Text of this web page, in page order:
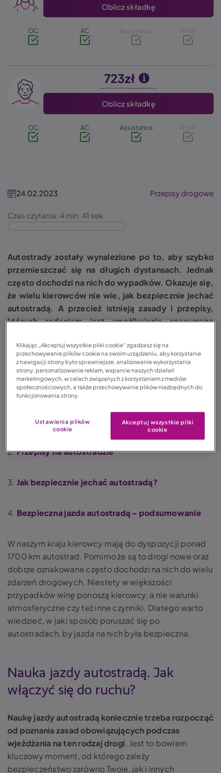
Oblicz składkę
OC AC Assistance NNW
Image 723zł
Oblicz składkę
OC AC Assistance NNW
24.02.2023 Przepisy drogowe
Czas czytania: 4 min. 41 sek.
Autostrady zostały wynalezione po to, aby szybko
przemieszczać się na długich dystansach. Jednak
często dochodzi na nich do wypadków. Okazuje się,
że wielu kierowców nie wie, jak bezpiecznie jechać
autostradą. A przecież istnieją zasady i przepisy,
których zadaniem jest umożliwienie sprawnego
ruchu.
Spis treści:
ruchu?
2.Przepisy na autostradzie
3. Jak bezpiecznie jechać autostradą?
4. Bezpieczna jazda autostradą– podsumowanie
W naszym kraju kierowcy mają do dyspozycji ponad
1700 km autostrad. Pomimo że są to drogi nowe oraz
dobrze oznakowane często dochodzi na nich do wielu
zdarzeń drogowych. Niestety w większości
przypadków winę ponoszą kierowcy, a nie warunki
atmosferyczne czy też inne czynniki. Dlatego warto
wiedzieć, w jaki sposób poruszać się po
autostradach, by jazda na nich była bezpieczna.
Nauka jazdy autostradą. Jak
włączyć się do ruchu?
Naukę jazdy autostradą koniecznie trzeba rozpocząć
od poznania zasad obowiązujących podczas
wjeżdżania na ten rodzaj drogi. Jest to bowiem
kluczowy moment, od którego zależy
bezpieczeństwo zarówno Twoje, jak i innych
Klikając „Akceptuj wszystkie pliki cookie” zgadzasz się na
przechowywanie plików cookie na swoim urządzeniu, aby korzystanie
z nawigacji strony było sprawniejsze, analizowanie wykorzystania
strony, personalizowanie reklam, wsparcie naszych działań
marketingowych, w celach związanych z korzystaniem z mediów
społecznościowych, a także przechowywanie plików niezbędnych do
funkcjonowania strony.
Ustawienia plików
cookie
Akceptuj wszystkie pliki
cookie